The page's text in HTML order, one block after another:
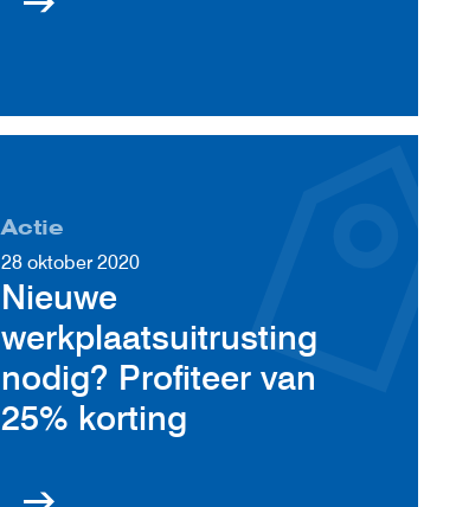
Actie
28 oktober 2020
Nieuwe
werkplaatsuitrusting
nodig? Profiteer van
25% korting